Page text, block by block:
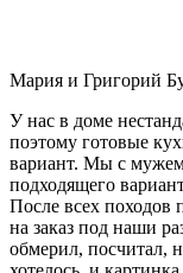
Мария и Григорий
У нас в доме
поэтому готовые
вариант. Мы с
подходящего
После всех походов
на заказ под наши
обмерил, посчитал,